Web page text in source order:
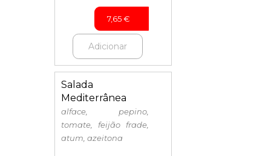
7,65€
Adicionar
Salada
Mediterrânea
alface, pepino,
tomate, feijão frade,
atum, azeitona